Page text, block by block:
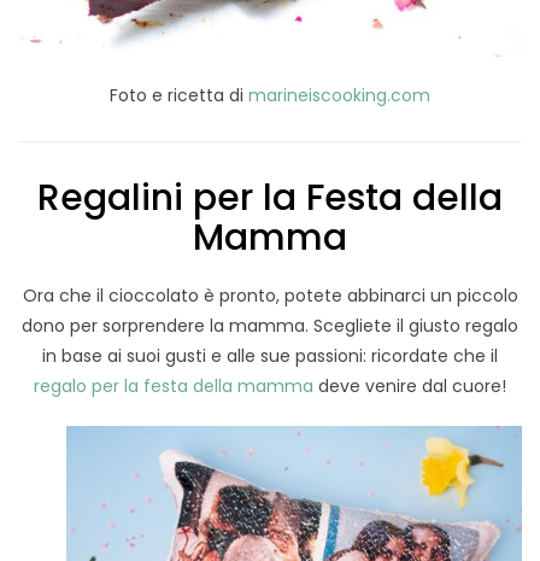
Foto e ricetta di marineiscooking.com
Regalini per la Festa della
Mamma
Ora che il cioccolato è pronto, potete abbinarci un piccolo
dono per sorprendere la mamma. Scegliete il giusto regalo
in base ai suoi gusti e alle sue passioni: ricordate che il
regalo per la festa della mamma deve venire dal cuore!